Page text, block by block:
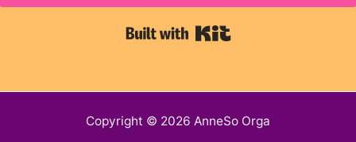
Built with Kit
Copyright © 2026 AnneSo Orga